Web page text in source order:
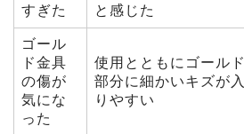
すぎた
と感じた
ゴール
ド金具
の傷が
気にな
った
使用とともにゴールド
部分に細かいキズが入
りやすい